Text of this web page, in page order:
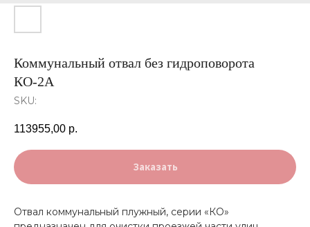
Коммунальный отвал без гидроповорота
КО-2А
SKU:
113955,00 р.
Заказать
Отвал коммунальный плужный, серии «КО»